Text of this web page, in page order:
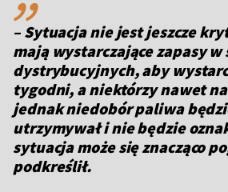
– Sytuacja nie jest jeszcze
mają wystarczające zapasy
dystrybucyjnych, aby
tygodni, a niektórzy nawet
jednak niedobór paliwa
utrzymywał i nie będzie
sytuacja może się znacząco
podkreślił.